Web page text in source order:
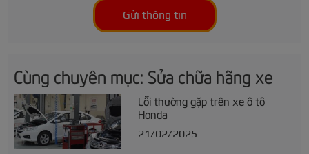
Gửi thông tin
Cùng chuyên mục: Sửa chữa hãng xe
Lỗi thường gặp trên xe ô tô
Honda
21/02/2025